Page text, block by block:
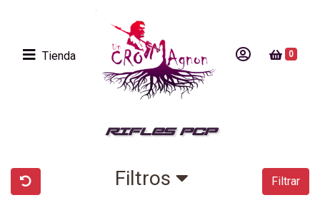
Tienda 0
RIFLES PCP
Filtros Filtrar